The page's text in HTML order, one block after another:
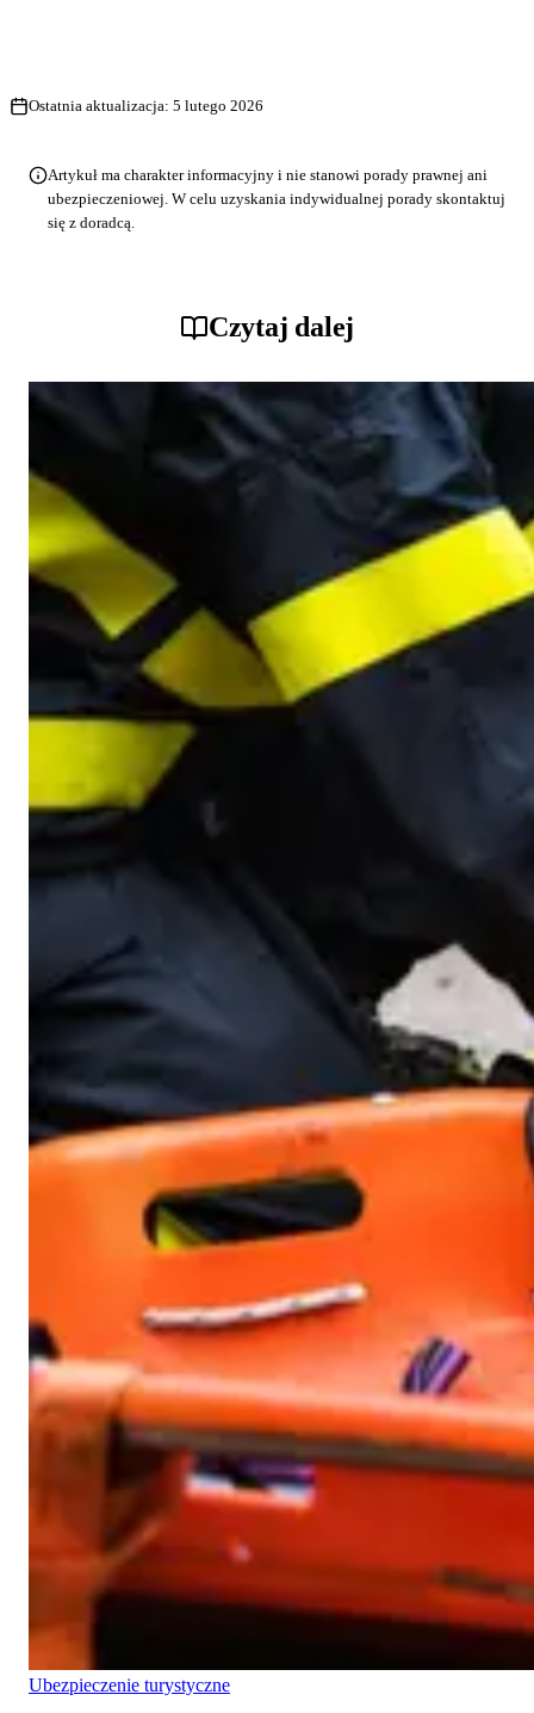
Ostatnia aktualizacja: 5 lutego 2026
Artykuł ma charakter informacyjny i nie stanowi porady prawnej ani
ubezpieczeniowej. W celu uzyskania indywidualnej porady skontaktuj
się z doradcą.
Czytaj dalej
Ubezpieczenie turystyczne